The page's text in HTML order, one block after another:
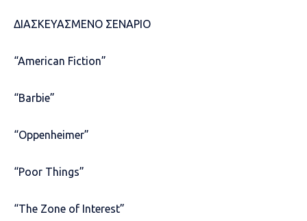
ΔΙΑΣΚΕΥΑΣΜΕΝΟ ΣΕΝΑΡΙΟ
“American Fiction”
“Barbie”
“Oppenheimer”
“Poor Things”
“The Zone of Interest”